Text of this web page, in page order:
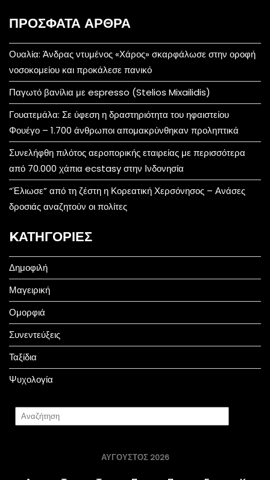
ΠΡΌΣΦΑΤΑ ΆΡΘΡΑ
Ουαλία: Άνδρας ντυμένος «Χάρος» σκαρφάλωσε στην οροφή
νοσοκομείου και προκάλεσε πανικό
Παγωτό βανίλια με espresso (Stelios Mixailidis)
Γουατεμάλα: Σε ύφεση η δραστηριότητα του ηφαιστείου
Φουέγο – 1.700 άνθρωποι απομακρύνθηκαν προληπτικά
Συνελήφθη πιλότος αεροπορικής εταιρείας με περισσότερα
από 70.000 χάπια ecstasy στην Ινδονησία
“Έλιωσε” από τη ζέστη η Κορεατική Χερσόνησος – Ανάσες
δροσιάς αναζητούν οι πολίτες
KΑΤΗΓΟΡΊΕΣ
Δημοφιλή
Μαγειρική
Ομορφιά
Συνεντεύξεις
Ταξίδια
Ψυχολογία
ΑΎΓΟΥΣΤΟΣ 2026